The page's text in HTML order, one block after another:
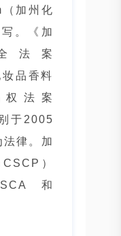
加州化
。《加
法案
品香料
法案
于2005
律。加
）
和